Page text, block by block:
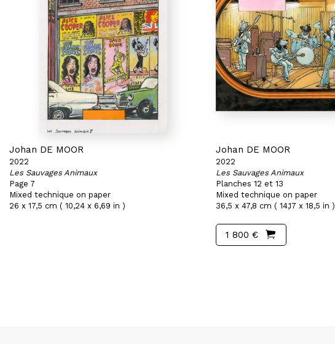
Johan DE MOOR
2022
Les Sauvages Animaux
Page 7
Mixed technique on paper
26 x 17,5 cm ( 10,24 x 6,69 in )
Johan DE MOOR
2022
Les Sauvages Animaux
Planches 12 et 13
Mixed technique on paper
36,5 x 47,8 cm ( 14,17 x 18,5 in )
1 800 €